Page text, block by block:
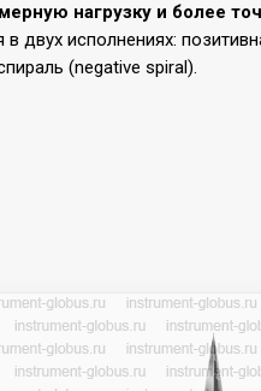
нагрузку и более
двух исполнениях:
(negative spiral).